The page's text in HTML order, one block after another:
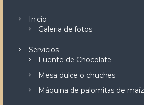
Inicio
Galeria de fotos
Servicios
Fuente de Chocolate
Mesa dulce o chuches
Máquina de palomitas de maíz